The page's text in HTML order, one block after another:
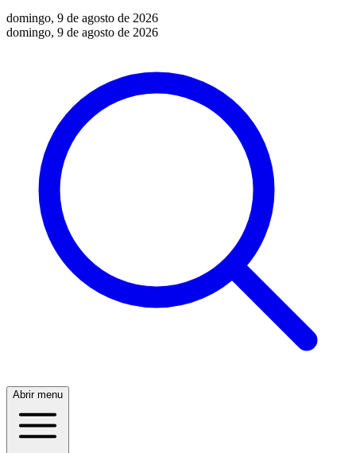
domingo, 9 de agosto de 2026
domingo, 9 de agosto de 2026
Abrir menu